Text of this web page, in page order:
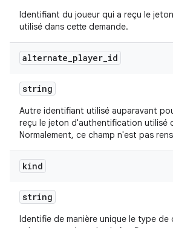
Identifiant du joueur qui a reçu le
utilisé dans cette demande.
alternate_player_id
string
Autre identifiant utilisé auparavant
reçu le jeton d'authentification utilisé
Normalement, ce champ n'est pas
kind
string
Identifie de manière unique le type de